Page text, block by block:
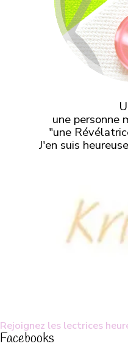
une personne
"une
J'en suis
Rejoignez les lectrices
Facebooks